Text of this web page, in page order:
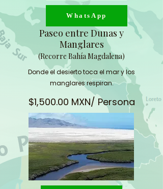
WhatsApp
Paseo entre Dunas y
Manglares
(Recorre Bahía Magdalena)
Donde el desierto toca el mar y los
manglares respiran.
$1,500.00 MXN/ Persona